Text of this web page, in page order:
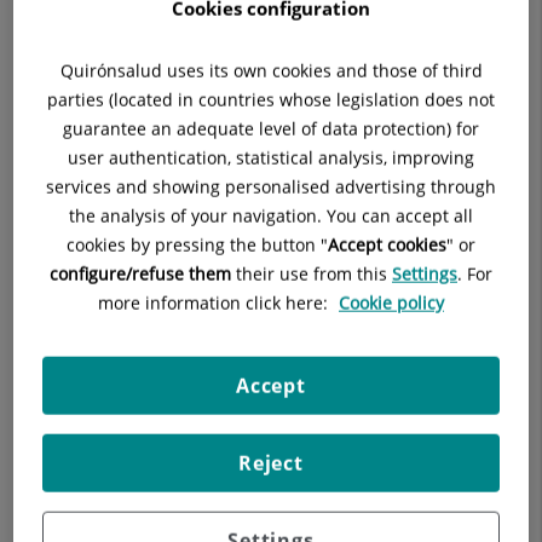
"Sin embargo, a pesar de que
trastornos se puede prevenir o tratar, identificando si se
padece un trastorno del sueño o una enfermedad causante
del mismo y en función de ello determinar qué tipo de
intervención requiere, cada vez nos encontramos más
Cookies configuration
Quirónsalud uses its own cookies and those of third
parties (located in countries whose legislation does not
guarantee an adequate level of data protection) for
user authentication, statistical analysis, improving
services and showing personalised advertising through
the analysis of your navigation. You can accept all
cookies by pressing the button "Accept cookies" or
configure/refuse them their use from this Settings. For
more information click here: Cookie policy
Reject
Accept